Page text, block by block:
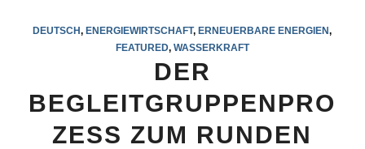
DEUTSCH,ENERGIEWIRTSCHAFT,ERNEUERBARE ENERGIEN,
FEATURED, WASSERKRAFT
DER
BEGLEITGRUPPENPRO
ZESS ZUM RUNDEN